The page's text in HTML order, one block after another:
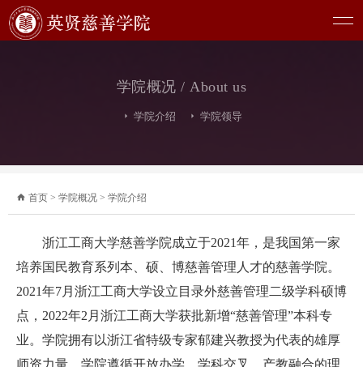
学院概况 / About us
学院介绍 学院领导
首页 > 学院概况 > 学院介绍
浙江工商大学慈善学院成立于2021年，是我国第一家
培养国民教育系列本、硕、博慈善管理人才的慈善学院。
2021年7月浙江工商大学设立目录外慈善管理二级学科硕博
点，2022年2月浙江工商大学获批新增“慈善管理”本科专
业。学院拥有以浙江省特级专家郁建兴教授为代表的雄厚
师资力量。学院遵循开放办学、学科交叉、产教融合的理